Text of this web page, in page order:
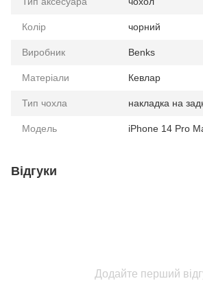
Колір чорний
Виробник Benks
Матеріали Кевлар
Тип чохла накладка на
Модель iPhone 14 Pro
Відгуки
Додайте перший